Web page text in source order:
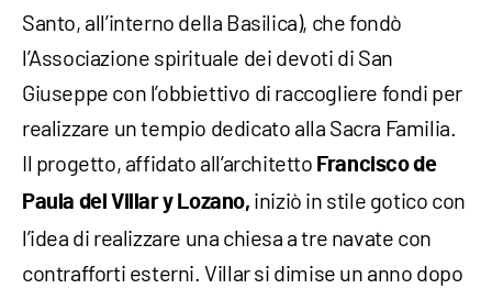
Santo, all’interno della Basilica), che fondò
l’Associazione spirituale dei devoti di San
Giuseppe con l’obbiettivo di raccogliere fondi per
realizzare un tempio dedicato alla Sacra Familia.
Il progetto, affidato all’architetto Francisco de
Paula del Villar y Lozano, iniziò in stile gotico con
l’idea di realizzare una chiesa a tre navate con
contrafforti esterni. Villar si dimise un anno dopo